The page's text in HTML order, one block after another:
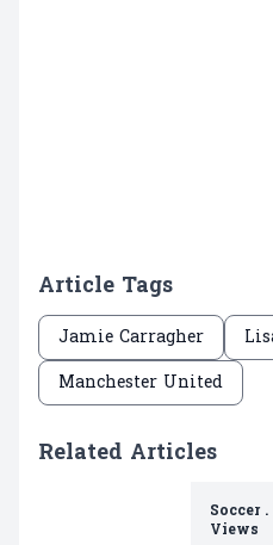
Article Tags
Jamie Carragher
Manchester United
Related Articles
Soccer.
Views